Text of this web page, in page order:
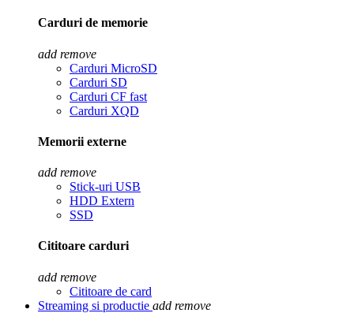
Carduri de memorie
add remove
Carduri MicroSD
Carduri SD
Carduri CF fast
Carduri XQD
Memorii externe
add remove
Stick-uri USB
HDD Extern
SSD
Cititoare carduri
add remove
Cititoare de card
Streaming si productie add remove